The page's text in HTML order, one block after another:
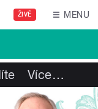
ŽIVĚ MENU
Více…